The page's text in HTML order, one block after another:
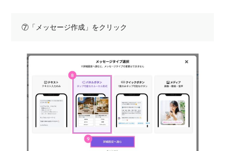
⑦「メッセージ作成」をクリック